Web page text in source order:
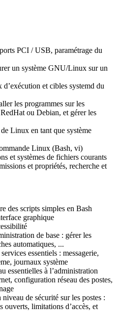
PCI / USB, paramétrage du
un système GNU/Linux sur un
et cibles systemd du
les programmes sur les
ou Debian, et gérer les
Linux en tant que système
Linux (Bash, vi)
et systèmes de fichiers courants
et propriétés, recherche et
des scripts simples en Bash
graphique
de base : gérer les
automatiques, ...
essentiels : messagerie,
journaux système
essentielles à l’administration
configuration réseau des postes,
de sécurité sur les postes :
ouverts, limitations d’accès, et